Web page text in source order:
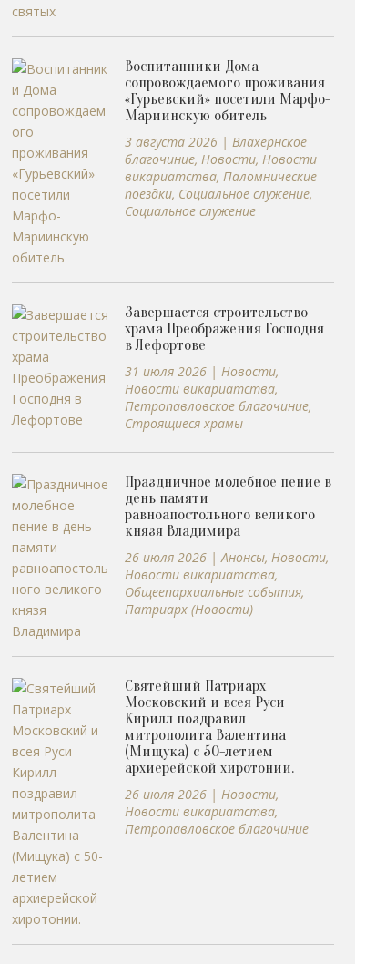
Воспитанники Дома
сопровождаемого проживания
«Гурьевский» посетили Марфо-
Мариинскую обитель
3 августа 2026 |Влахернское
благочиние,Новости,Новости
викариатства,Паломнические
поездки, Социальное служение,
Социальное служение
Завершается строительство
храма Преображения Господня
в Лефортове
31 июля 2026 |Новости,
Новости викариатства,
Петропавловское благочиние,
Строящиеся храмы
Праздничное молебное пение в
день памяти
равноапостольного великого
князя Владимира
26 июля 2026 |Анонсы,Новости,
Новости викариатства,
Общеепархиальные события,
Патриарх (Новости)
Святейший Патриарх
Московский и всея Руси
Кирилл поздравил
митрополита Валентина
(Мищука) с 50-летием
архиерейской хиротонии.
26 июля 2026 |Новости,
Новости викариатства,
Петропавловское благочиние